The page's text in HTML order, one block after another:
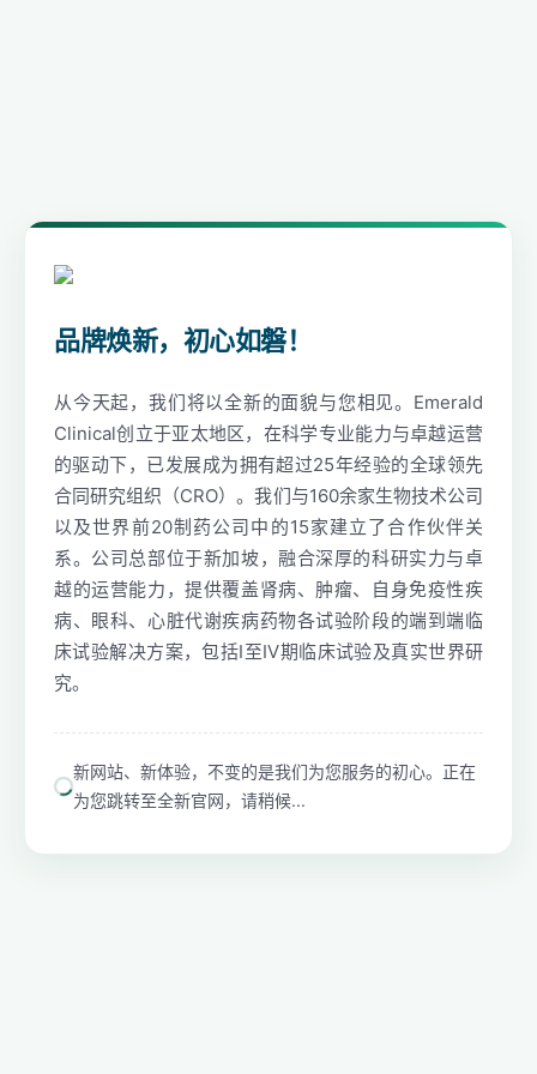
品牌焕新，初心如磐！
从今天起，我们将以全新的面貌与您相见。Emerald
Clinical创立于亚太地区，在科学专业能力与卓越运营
的驱动下，已发展成为拥有超过25年经验的全球领先
合同研究组织（CRO）。我们与160余家生物技术公司
以及世界前20制药公司中的15家建立了合作伙伴关
系。公司总部位于新加坡，融合深厚的科研实力与卓
越的运营能力，提供覆盖肾病、肿瘤、自身免疫性疾
病、眼科、心脏代谢疾病药物各试验阶段的端到端临
床试验解决方案，包括I至IV期临床试验及真实世界研
究。
新网站、新体验，不变的是我们为您服务的初心。正在
为您跳转至全新官网，请稍候...